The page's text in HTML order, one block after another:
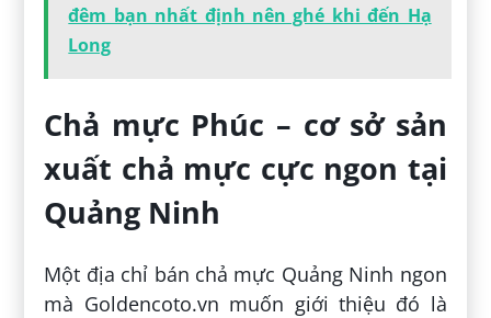
đêm bạn nhất định nên ghé khi đến Hạ
Long
Chả mực Phúc – cơ sở sản
xuất chả mực cực ngon tại
Quảng Ninh
Một địa chỉ bán chả mực Quảng Ninh ngon
mà Goldencoto.vn muốn giới thiệu đó là